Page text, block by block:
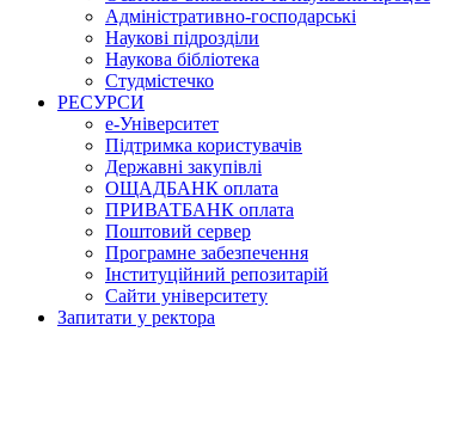
Адміністративно-господарські
Наукові підрозділи
Наукова бібліотека
Студмістечко
РЕСУРСИ
е-Університет
Підтримка користувачів
Державні закупівлі
ОЩАДБАНК оплата
ПРИВАТБАНК оплата
Поштовий сервер
Програмне забезпечення
Інституційний репозитарій
Сайти університету
Запитати у ректора